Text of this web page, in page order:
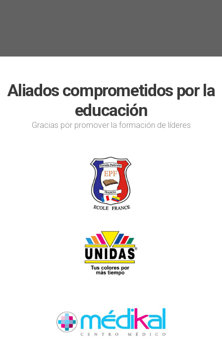
Aliados comprometidos por la
educación
Gracias por promover la formación de líderes